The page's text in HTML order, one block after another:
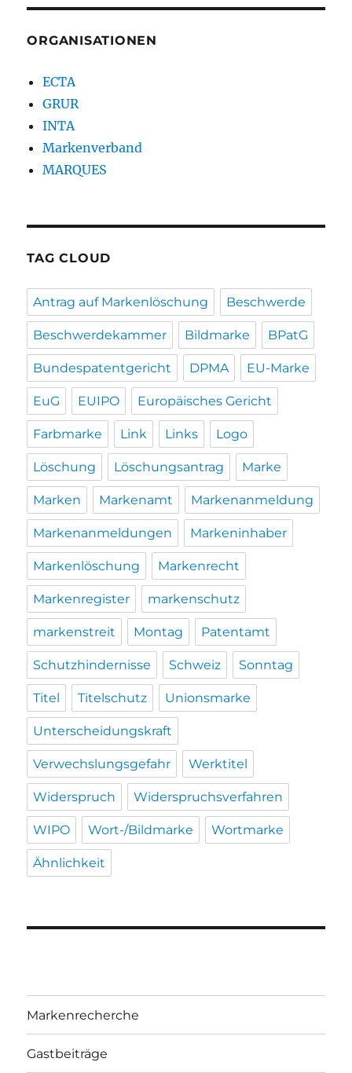
ORGANISATIONEN
ECTA
GRUR
INTA
Markenverband
MARQUES
TAG CLOUD
Antrag auf Markenlöschung Beschwerde
Beschwerdekammer Bildmarke BPatG
Bundespatentgericht DPMA EU-Marke
EuG EUIPO Europäisches Gericht
Farbmarke Link Links Logo
Löschung Löschungsantrag Marke
Marken Markenamt Markenanmeldung
Markenanmeldungen Markeninhaber
Markenlöschung Markenrecht
Markenregister markenschutz
markenstreit Montag Patentamt
Schutzhindernisse Schweiz Sonntag
Titel Titelschutz Unionsmarke
Unterscheidungskraft
Verwechslungsgefahr Werktitel
Widerspruch Widerspruchsverfahren
WIPO Wort-/Bildmarke Wortmarke
Ähnlichkeit
Markenrecherche
Gastbeiträge